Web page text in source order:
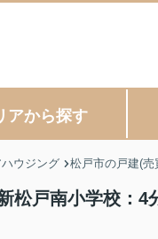
アから探す
ウジング 松戸市の戸建(売
松戸南小学校：4